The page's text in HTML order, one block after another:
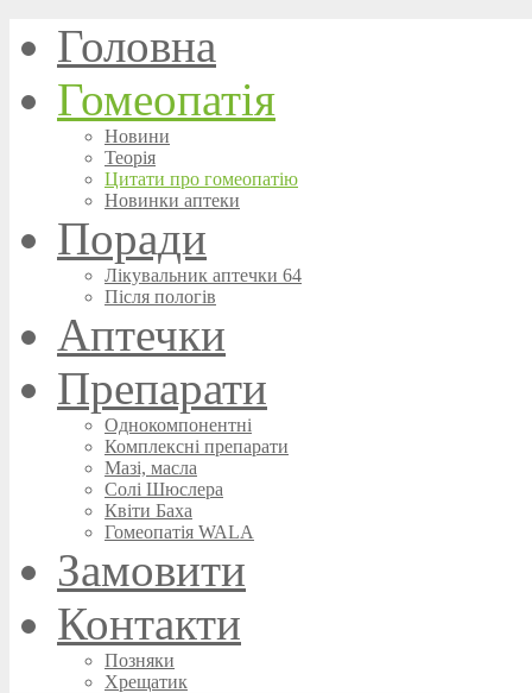
Головна
Гомеопатія
Новини
Теорія
Цитати про гомеопатію
Новинки аптеки
Поради
Лікувальник аптечки 64
Після пологів
Аптечки
Препарати
Однокомпонентні
Комплексні препарати
Мазі, масла
Солі Шюслера
Квіти Баха
Гомеопатія WALA
Замовити
Контакти
Позняки
Хрещатик